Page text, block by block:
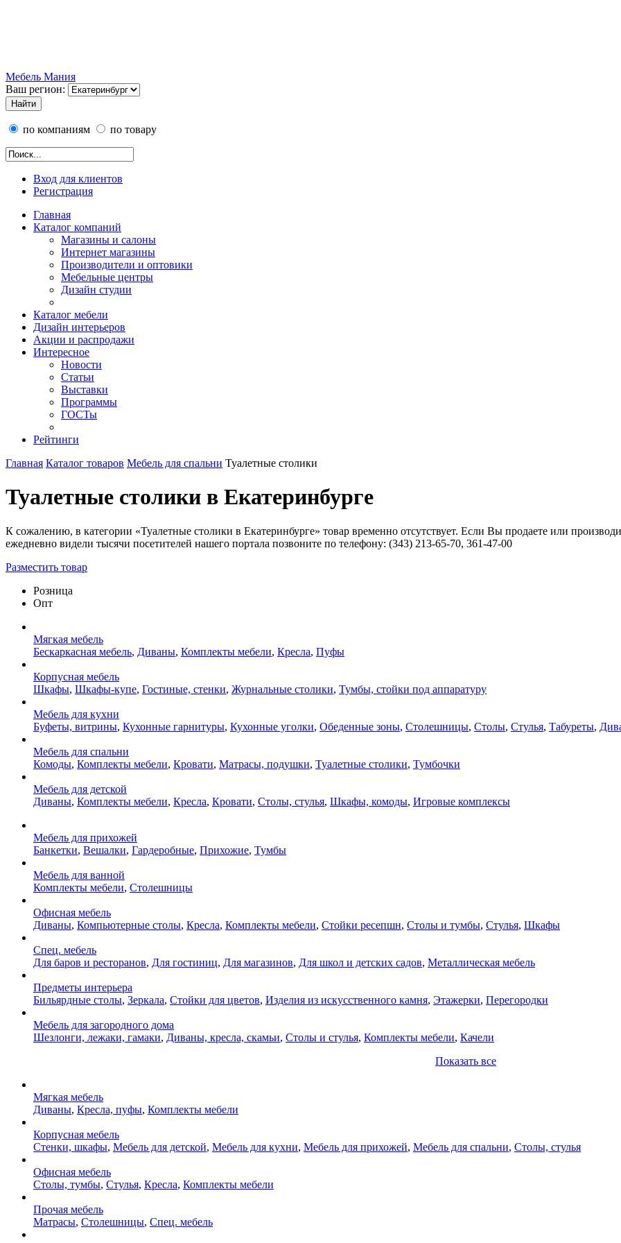
Мебель Мания
Ваш регион:
по компаниям по товару
Вход для клиентов
Регистрация
Главная
Каталог компаний
Магазины и салоны
Интернет магазины
Производители и оптовики
Мебельные центры
Дизайн студии
Каталог мебели
Дизайн интерьеров
Акции и распродажи
Интересное
Новости
Статьи
Выставки
Программы
ГОСТы
Рейтинги
Главная Каталог товаров Мебель для спальни Туалетные столики
Туалетные столики в Екатеринбурге
К сожалению, в категории «Туалетные столики в Екатеринбурге» товар временно отсутствует. Если Вы продаете или
ежедневно видели тысячи посетителей нашего портала позвоните по телефону: (343) 213-65-70, 361-47-00
Разместить товар
Розница
Опт
Мягкая мебель
Бескаркасная мебель, Диваны, Комплекты мебели, Кресла, Пуфы
Корпусная мебель
Шкафы, Шкафы-купе, Гостиные, стенки, Журнальные столики, Тумбы, стойки под аппаратуру
Мебель для кухни
Буфеты, витрины, Кухонные гарнитуры, Кухонные уголки, Обеденные зоны, Столешницы, Столы, Стулья, Табуреты,
Мебель для спальни
Комоды, Комплекты мебели, Кровати, Матрасы, подушки, Туалетные столики, Тумбочки
Мебель для детской
Диваны, Комплекты мебели, Кресла, Кровати, Столы, стулья, Шкафы, комоды, Игровые комплексы
Мебель для прихожей
Банкетки, Вешалки, Гардеробные, Прихожие, Тумбы
Мебель для ванной
Комплекты мебели, Столешницы
Офисная мебель
Диваны, Компьютерные столы, Кресла, Комплекты мебели, Стойки ресепшн, Столы и тумбы, Стулья, Шкафы
Спец. мебель
Для баров и ресторанов, Для гостиниц, Для магазинов, Для школ и детских садов, Металлическая мебель
Предметы интерьера
Бильярдные столы, Зеркала, Стойки для цветов, Изделия из искусственного камня, Этажерки, Перегородки
Мебель для загородного дома
Шезлонги, лежаки, гамаки, Диваны, кресла, скамьи, Столы и стулья, Комплекты мебели, Качели
Показать все
Мягкая мебель
Диваны, Кресла, пуфы, Комплекты мебели
Корпусная мебель
Стенки, шкафы, Мебель для детской, Мебель для кухни, Мебель для прихожей, Мебель для спальни, Столы, стулья
Офисная мебель
Столы, тумбы, Стулья, Кресла, Комплекты мебели
Прочая мебель
Матрасы, Столешницы, Спец. мебель